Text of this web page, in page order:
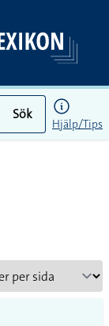
Sök
Hjälp/Tips